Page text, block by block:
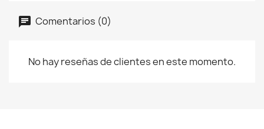
Comentarios (0)
No hay reseñas de clientes en este momento.